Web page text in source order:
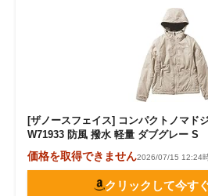
[ザノースフェイス] コンパクトノマド
W71933 防風 撥水 軽量 ダブグレー S
価格を取得できません2026/07/15 12:24
クリックして今す